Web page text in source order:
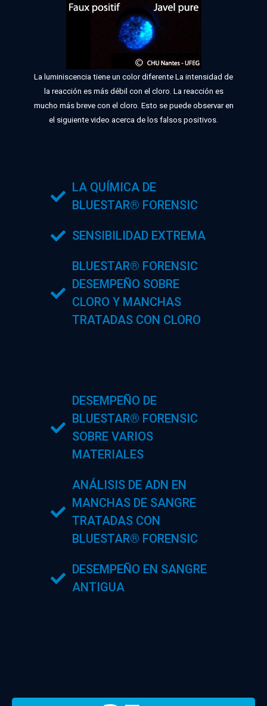
La luminiscencia tiene un color diferente La intensidad de
la reacción es más débil con el cloro. La reacción es
mucho más breve con el cloro. Esto se puede observar en
el siguiente video acerca de los falsos positivos.
LA QUÍMICA DE
BLUESTAR® FORENSIC
SENSIBILIDAD EXTREMA
BLUESTAR® FORENSIC
DESEMPEÑO SOBRE
CLORO Y MANCHAS
TRATADAS CON CLORO
DESEMPEÑO DE
BLUESTAR® FORENSIC
SOBRE VARIOS
MATERIALES
ANÁLISIS DE ADN EN
MANCHAS DE SANGRE
TRATADAS CON
BLUESTAR® FORENSIC
DESEMPEÑO EN SANGRE
ANTIGUA